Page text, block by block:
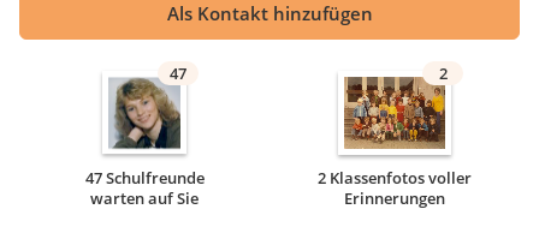
Als Kontakt hinzufügen
47
47 Schulfreunde
warten auf Sie
2
2 Klassenfotos voller
Erinnerungen